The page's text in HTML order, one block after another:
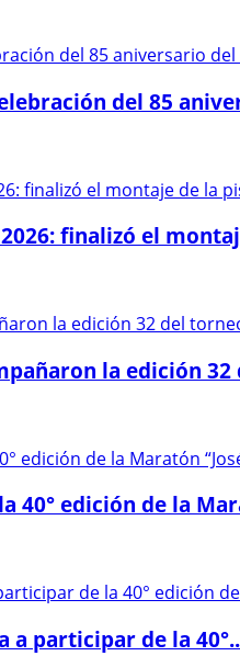
del 85
finalizó el
la edición 32
40° edición de la
participar de la